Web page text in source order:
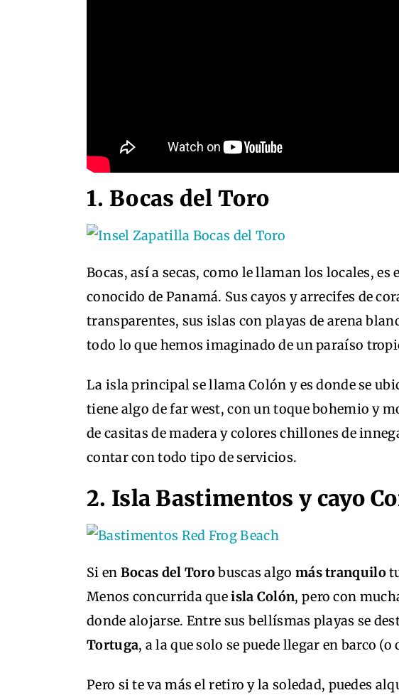
1. Bocas del Toro
Bocas, así a secas, como le llaman los locales,
conocido de Panamá. Sus cayos y arrecifes de
transparentes, sus islas con playas de arena
todo lo que hemos imaginado de un paraíso
La isla principal se llama Colón y es donde se
tiene algo de far west, con un toque bohemio y
de casitas de madera y colores chillones de
contar con todo tipo de servicios.
2. Isla Bastimentos y cayo
Si en Bocas del Torobuscas algo más tranquilo
Menos concurrida queisla Colón, pero con
donde alojarse. Entre sus bellísmas playas se
Tortuga, a la que solo se puede llegar en barco
Pero si te va más el retiro y la soledad, puedes